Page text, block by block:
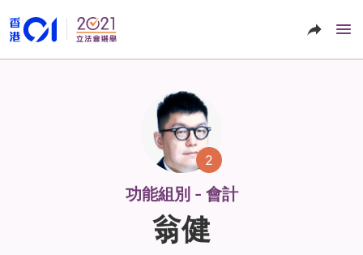
2
功能組別 - 會計
翁健